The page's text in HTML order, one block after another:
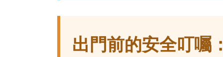
出門前的安全叮囑